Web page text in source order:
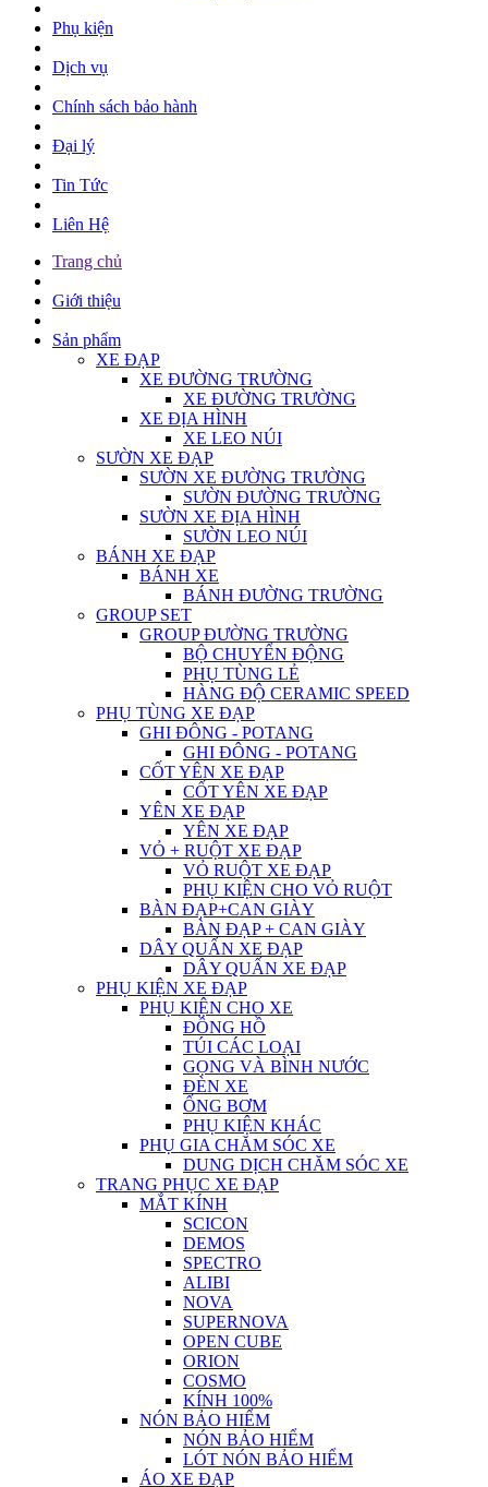
Phụ kiện
Dịch vụ
Chính sách bảo hành
Đại lý
Tin Tức
Liên Hệ
Trang chủ
Giới thiệu
Sản phẩm
XE ĐẠP
XE ĐƯỜNG TRƯỜNG
XE ĐƯỜNG TRƯỜNG
XE ĐỊA HÌNH
XE LEO NÚI
SƯỜN XE ĐẠP
SƯỜN XE ĐƯỜNG TRƯỜNG
SƯỜN ĐƯỜNG TRƯỜNG
SƯỜN XE ĐỊA HÌNH
SƯỜN LEO NÚI
BÁNH XE ĐẠP
BÁNH XE
BÁNH ĐƯỜNG TRƯỜNG
GROUP SET
GROUP ĐƯỜNG TRƯỜNG
BỘ CHUYỂN ĐỘNG
PHỤ TÙNG LẺ
HÀNG ĐỘ CERAMIC SPEED
PHỤ TÙNG XE ĐẠP
GHI ĐÔNG - POTANG
GHI ĐÔNG - POTANG
CỐT YÊN XE ĐẠP
CỐT YÊN XE ĐẠP
YÊN XE ĐẠP
YÊN XE ĐẠP
VỎ + RUỘT XE ĐẠP
VỎ RUỘT XE ĐẠP
PHỤ KIỆN CHO VỎ RUỘT
BÀN ĐẠP+CAN GIÀY
BÀN ĐẠP + CAN GIÀY
DÂY QUẤN XE ĐẠP
DÂY QUẤN XE ĐẠP
PHỤ KIỆN XE ĐẠP
PHỤ KIỆN CHO XE
ĐỒNG HỒ
TÚI CÁC LOẠI
GỌNG VÀ BÌNH NƯỚC
ĐÈN XE
ỐNG BƠM
PHỤ KIỆN KHÁC
PHỤ GIA CHĂM SÓC XE
DUNG DỊCH CHĂM SÓC XE
TRANG PHỤC XE ĐẠP
MẮT KÍNH
SCICON
DEMOS
SPECTRO
ALIBI
NOVA
SUPERNOVA
OPEN CUBE
ORION
COSMO
KÍNH 100%
NÓN BẢO HIỂM
NÓN BẢO HIỂM
LÓT NÓN BẢO HIỂM
ÁO XE ĐẠP